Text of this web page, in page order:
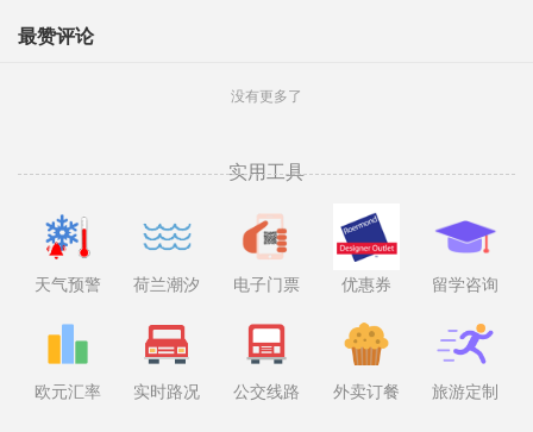
最赞评论
没有更多了
实用工具
天气预警 荷兰潮汐 电子门票 优惠券 留学咨询
欧元汇率 实时路况 公交线路 外卖订餐 旅游定制